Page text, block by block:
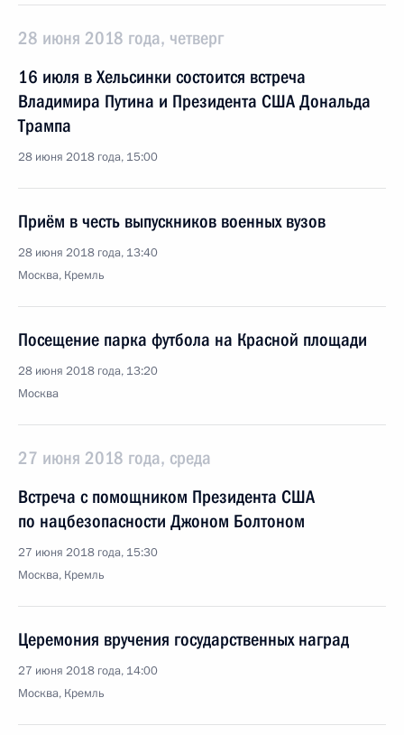
28 июня 2018 года, четверг
16 июля в Хельсинки состоится встреча
Владимира Путина и Президента США Дональда
Трампа
28 июня 2018 года, 15:00
Приём в честь выпускников военных вузов
28 июня 2018 года, 13:40
Москва, Кремль
Посещение парка футбола на Красной площади
28 июня 2018 года, 13:20
Москва
27 июня 2018 года, среда
Встреча с помощником Президента США
по нацбезопасности Джоном Болтоном
27 июня 2018 года, 15:30
Москва, Кремль
Церемония вручения государственных наград
27 июня 2018 года, 14:00
Москва, Кремль